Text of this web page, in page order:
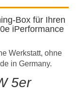
Box für Ihren
iPerformance
Werkstatt, ohne
in Germany.
5er